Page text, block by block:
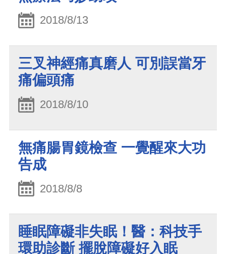
2018/8/13
三叉神經痛真磨人 可別誤當牙
痛偏頭痛
2018/8/10
無痛腸胃鏡檢查 一覺醒來大功
告成
2018/8/8
睡眠障礙非失眠！醫：科技手
環助診斷 擺脫障礙好入眠